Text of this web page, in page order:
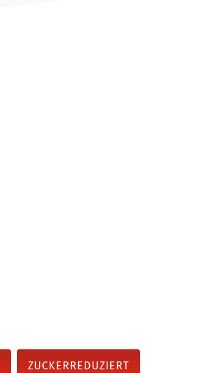
ZUCKERREDUZIERT